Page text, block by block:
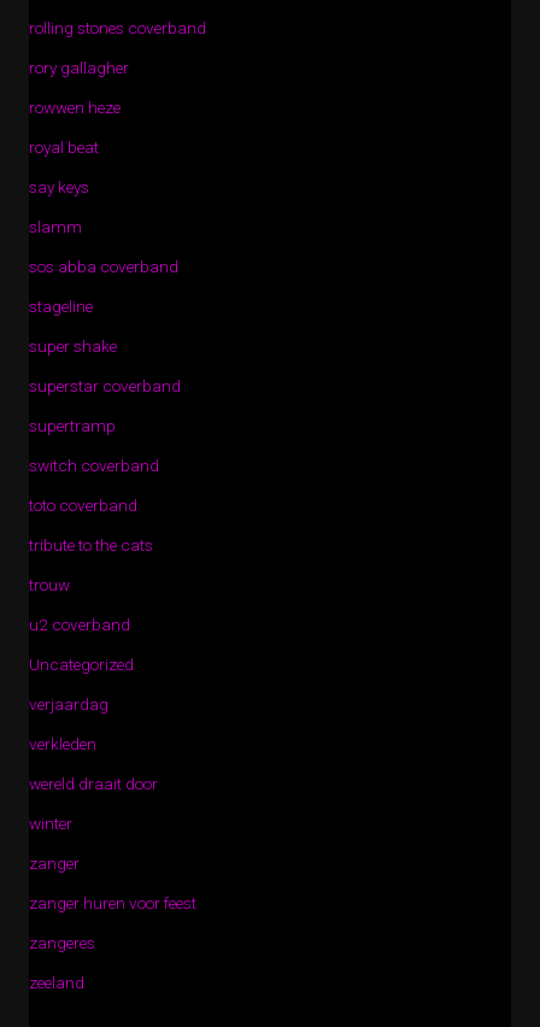
rolling stones coverband
rory gallagher
rowwen heze
royal beat
say keys
slamm
sos abba coverband
stageline
super shake
superstar coverband
supertramp
switch coverband
toto coverband
tribute to the cats
trouw
u2 coverband
Uncategorized
verjaardag
verkleden
wereld draait door
winter
zanger
zanger huren voor feest
zangeres
zeeland